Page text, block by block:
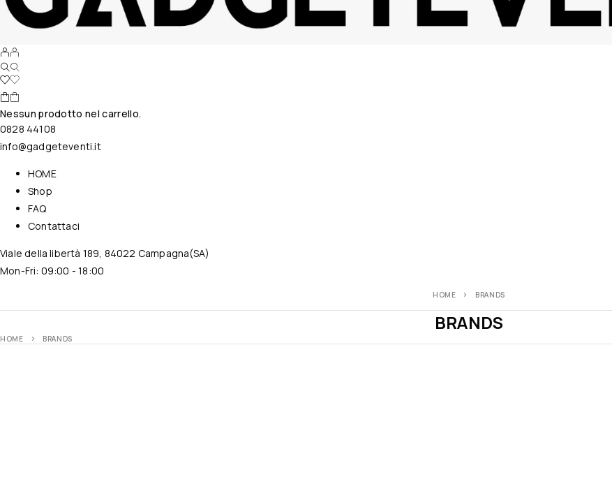
Nessun prodotto nel carrello.
0828 44108
info@gadgeteventi.it
HOME
Shop
FAQ
Contattaci
Viale della libertà 189, 84022 Campagna(SA)
Mon-Fri: 09:00 - 18:00
HOME BRANDS
BRANDS
HOME BRANDS